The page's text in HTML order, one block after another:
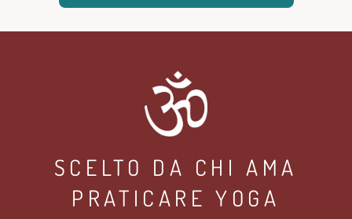
SCELTO DA CHI AMA
PRATICARE YOGA